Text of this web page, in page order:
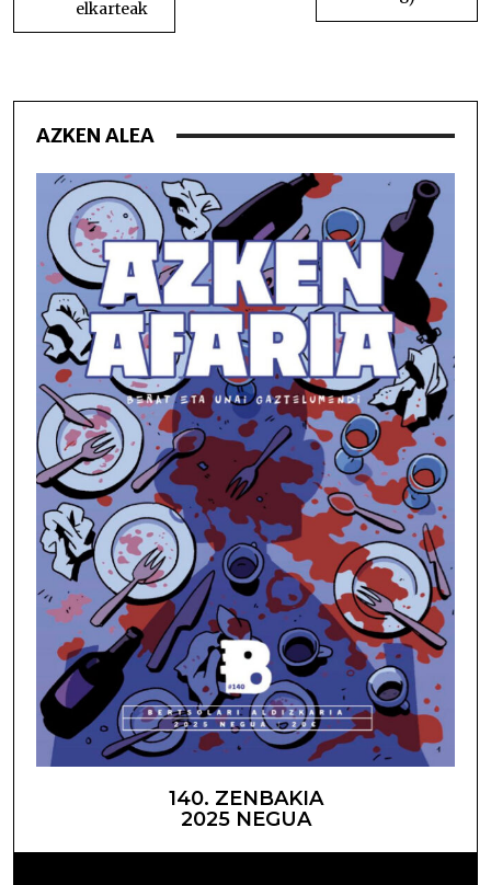
elkarteak
AZKEN ALEA
140. ZENBAKIA
2025 NEGUA